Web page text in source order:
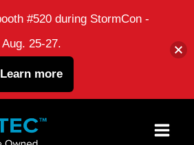
#520 during StormCon -
Aug. 25-27.
Learn more